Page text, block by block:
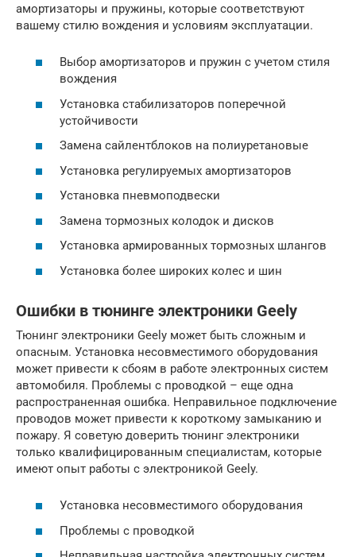
амортизаторы и пружины, которые соответствуют
вашему стилю вождения и условиям эксплуатации.
Выбор амортизаторов и пружин с учетом стиля
вождения
Установка стабилизаторов поперечной
устойчивости
Замена сайлентблоков на полиуретановые
Установка регулируемых амортизаторов
Установка пневмоподвески
Замена тормозных колодок и дисков
Установка армированных тормозных шлангов
Установка более широких колес и шин
Ошибки в тюнинге электроники Geely
Тюнинг электроники Geely может быть сложным и
опасным. Установка несовместимого оборудования
может привести к сбоям в работе электронных систем
автомобиля. Проблемы с проводкой – еще одна
распространенная ошибка. Неправильное подключение
проводов может привести к короткому замыканию и
пожару. Я советую доверить тюнинг электроники
только квалифицированным специалистам, которые
имеют опыт работы с электроникой Geely.
Установка несовместимого оборудования
Проблемы с проводкой